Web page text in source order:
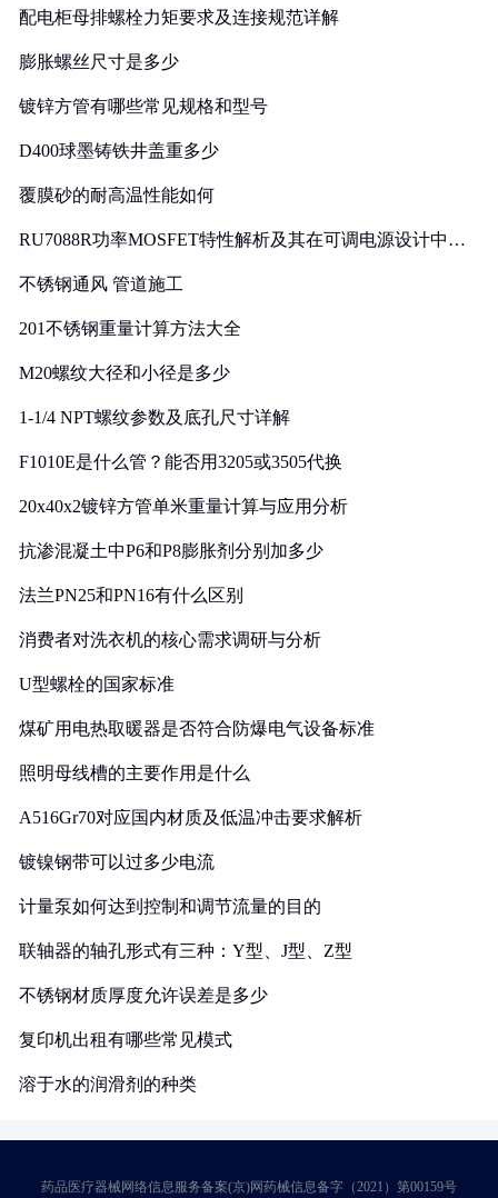
配电柜母排螺栓力矩要求及连接规范详解
膨胀螺丝尺寸是多少
镀锌方管有哪些常见规格和型号
D400球墨铸铁井盖重多少
覆膜砂的耐高温性能如何
RU7088R功率MOSFET特性解析及其在可调电源设计中的
不锈钢通风 管道施工
201不锈钢重量计算方法大全
M20螺纹大径和小径是多少
1-1/4 NPT螺纹参数及底孔尺寸详解
F1010E是什么管？能否用3205或3505代换
20x40x2镀锌方管单米重量计算与应用分析
抗渗混凝土中P6和P8膨胀剂分别加多少
法兰PN25和PN16有什么区别
消费者对洗衣机的核心需求调研与分析
U型螺栓的国家标准
煤矿用电热取暖器是否符合防爆电气设备标准
照明母线槽的主要作用是什么
A516Gr70对应国内材质及低温冲击要求解析
镀镍钢带可以过多少电流
计量泵如何达到控制和调节流量的目的
联轴器的轴孔形式有三种：Y型、J型、Z型
不锈钢材质厚度允许误差是多少
复印机出租有哪些常见模式
溶于水的润滑剂的种类
药品医疗器械网络信息服务备案(京)网药械信息备字（2021）第00159号